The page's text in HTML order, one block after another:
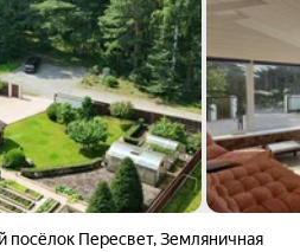
посёлок Пересвет,Земляничная